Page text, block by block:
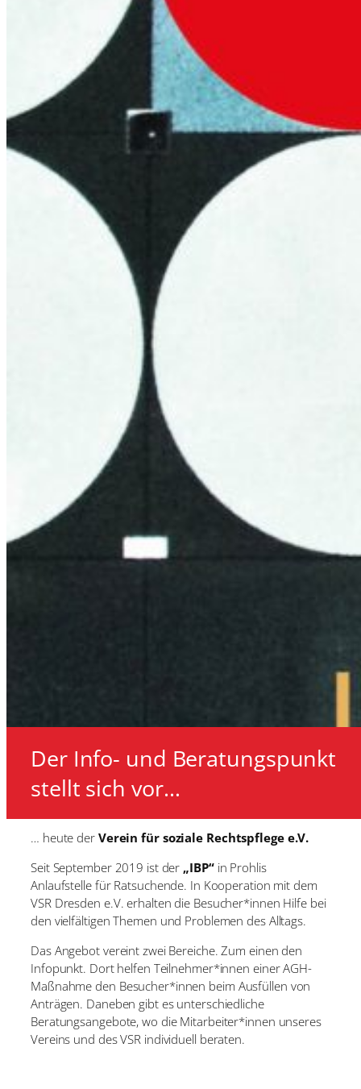
Der Info- und Beratungspunkt
stellt sich vor…
… heute der Verein für soziale Rechtspflege e.V.
Seit September 2019 ist der „IBP“in Prohlis
Anlaufstelle für Ratsuchende. In Kooperation mit dem
VSR Dresden e.V. erhalten die Besucher*innen Hilfe bei
den vielfältigen Themen und Problemen des Alltags.
Das Angebot vereint zwei Bereiche. Zum einen den
Infopunkt. Dort helfen Teilnehmer*innen einer AGH-
Maßnahme den Besucher*innen beim Ausfüllen von
Anträgen. Daneben gibt es unterschiedliche
Beratungsangebote, wo die Mitarbeiter*innen unseres
Vereins und des VSR individuell beraten.